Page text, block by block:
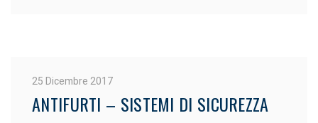
25 Dicembre 2017
ANTIFURTI – SISTEMI DI SICUREZZA